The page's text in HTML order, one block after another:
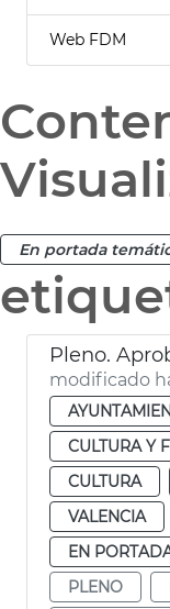
Web FDM
En portada
Pleno.
modificado
CULTURA Y
CULTURA
VALENCIA
EN
PLENO